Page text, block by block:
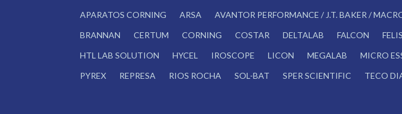
APARATOS CORNING
ARSA AVANTOR PERFORMANCE / J.T. BAKER /
BRANNAN
CERTUM CORNING COSTAR DELTALAB FALCON
HTL LAB SOLUTION
HYCEL IROSCOPE LICON MEGALAB MICRO
PYREX
REPRESA RIOS ROCHA SOL-BAT SPER SCIENTIFIC TECO